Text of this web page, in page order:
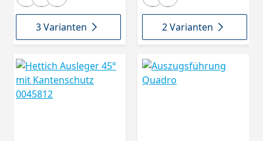
3 Varianten 2 Varianten